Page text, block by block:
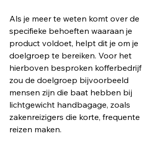
Als je meer te weten komt over de
specifieke behoeften waaraan je
product voldoet, helpt dit je om je
doelgroep te bereiken. Voor het
hierboven besproken kofferbedrijf
zou de doelgroep bijvoorbeeld
mensen zijn die baat hebben bij
lichtgewicht handbagage, zoals
zakenreizigers die korte, frequente
reizen maken.